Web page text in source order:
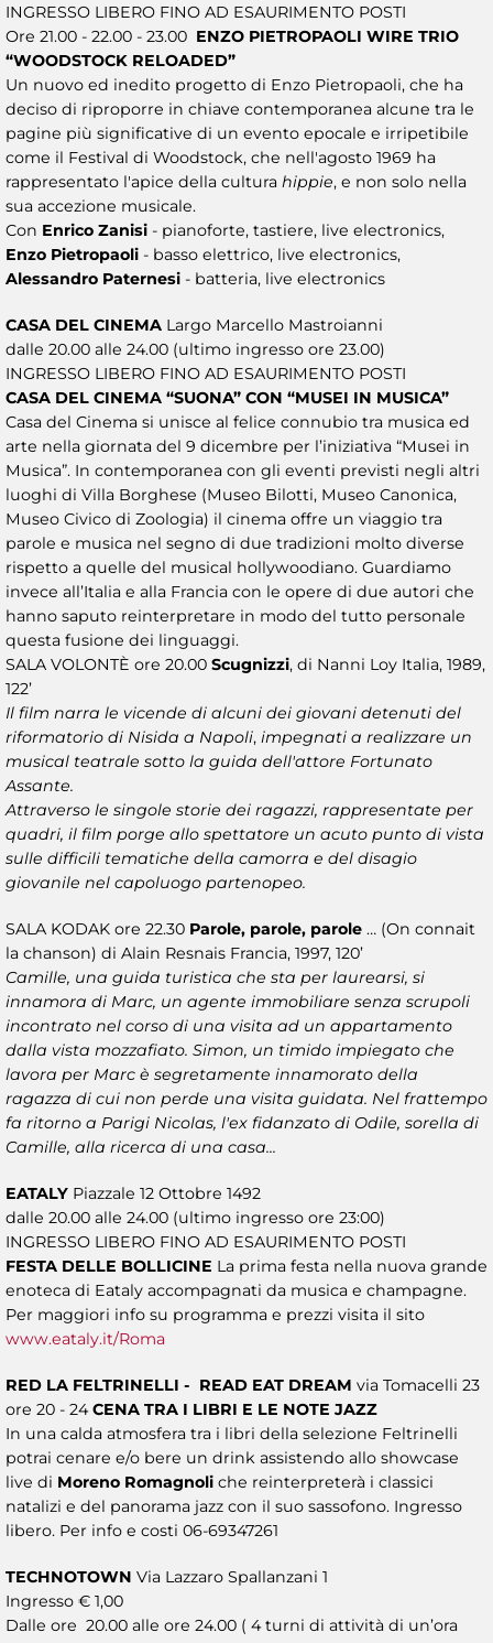
INGRESSO LIBERO FINO AD ESAURIMENTO POSTI
Ore 21.00 - 22.00 - 23.00 ENZO PIETROPAOLI WIRE TRIO
“WOODSTOCK RELOADED”
Un nuovo ed inedito progetto di Enzo Pietropaoli, che ha
deciso di riproporre in chiave contemporanea alcune tra le
pagine più significative di un evento epocale e irripetibile
come il Festival di Woodstock, che nell'agosto 1969 ha
rappresentato l'apice della cultura hippie, e non solo nella
sua accezione musicale.
Con Enrico Zanisi - pianoforte, tastiere, live electronics,
Enzo Pietropaoli - basso elettrico, live electronics,
Alessandro Paternesi - batteria, live electronics
CASA DEL CINEMA Largo Marcello Mastroianni
dalle 20.00 alle 24.00 (ultimo ingresso ore 23.00)
INGRESSO LIBERO FINO AD ESAURIMENTO POSTI
CASA DEL CINEMA “SUONA” CON “MUSEI IN MUSICA”
Casa del Cinema si unisce al felice connubio tra musica ed
arte nella giornata del 9 dicembre per l’iniziativa “Musei in
Musica”. In contemporanea con gli eventi previsti negli altri
luoghi di Villa Borghese (Museo Bilotti, Museo Canonica,
Museo Civico di Zoologia) il cinema offre un viaggio tra
parole e musica nel segno di due tradizioni molto diverse
rispetto a quelle del musical hollywoodiano. Guardiamo
invece all’Italia e alla Francia con le opere di due autori che
hanno saputo reinterpretare in modo del tutto personale
questa fusione dei linguaggi.
SALA VOLONTÈ ore 20.00 Scugnizzi, di Nanni Loy Italia, 1989,
122’
Il film narra le vicende di alcuni dei giovani detenuti del
riformatorio di Nisida a Napoli, impegnati a realizzare un
musical teatrale sotto la guida dell'attore Fortunato
Assante.
Attraverso le singole storie dei ragazzi, rappresentate per
quadri, il film porge allo spettatore un acuto punto di vista
sulle difficili tematiche della camorra e del disagio
giovanile nel capoluogo partenopeo.
SALA KODAK ore 22.30 Parole, parole, parole … (On connait
la chanson) di Alain Resnais Francia, 1997, 120’
Camille, una guida turistica che sta per laurearsi, si
innamora di Marc, un agente immobiliare senza scrupoli
incontrato nel corso di una visita ad un appartamento
dalla vista mozzafiato. Simon, un timido impiegato che
lavora per Marc è segretamente innamorato della
ragazza di cui non perde una visita guidata. Nel frattempo
fa ritorno a Parigi Nicolas, l'ex fidanzato di Odile, sorella di
Camille, alla ricerca di una casa...
EATALY Piazzale 12 Ottobre 1492
dalle 20.00 alle 24.00 (ultimo ingresso ore 23:00)
INGRESSO LIBERO FINO AD ESAURIMENTO POSTI
FESTA DELLE BOLLICINE La prima festa nella nuova grande
enoteca di Eataly accompagnati da musica e champagne.
Per maggiori info su programma e prezzi visita il sito
www.eataly.it/Roma
RED LA FELTRINELLI - READ EAT DREAM via Tomacelli 23
ore 20 - 24CENA TRA I LIBRI E LE NOTE JAZZ
In una calda atmosfera tra i libri della selezione Feltrinelli
potrai cenare e/o bere un drink assistendo allo showcase
live di Moreno Romagnoli che reinterpreterà i classici
natalizi e del panorama jazz con il suo sassofono. Ingresso
libero. Per info e costi 06-69347261
TECHNOTOWN Via Lazzaro Spallanzani 1
Ingresso € 1,00
Dalle ore 20.00 alle ore 24.00 ( 4 turni di attività di un’ora